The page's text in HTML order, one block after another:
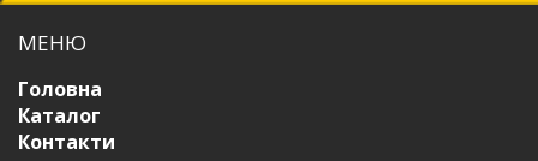
МЕНЮ
Головна
Каталог
Контакти